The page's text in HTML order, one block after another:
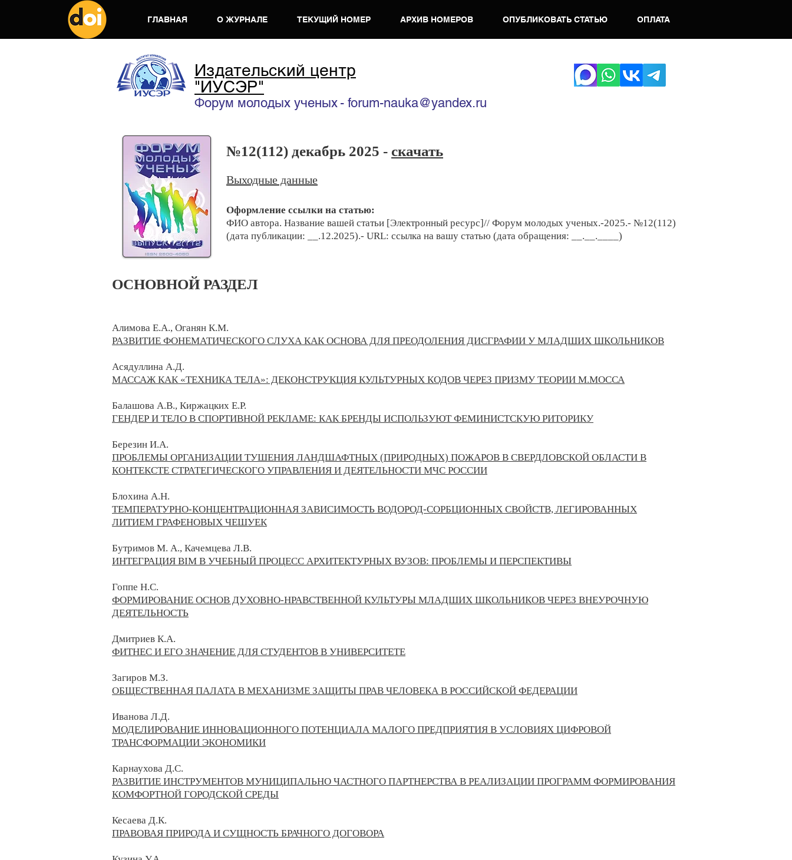
ГЛАВНАЯ О ЖУРНАЛЕ ТЕКУЩИЙ НОМЕР АРХИВ НОМЕРОВ ОПУБЛИКОВАТЬ СТАТЬЮ ОПЛАТА
Издательский центр
"ИУСЭР"
Форум молодых ученых - forum-nauka@yandex.ru
№12(112) декабрь 2025 - скачать
Выходные данные
Оформление ссылки на статью:
ФИО автора. Название вашей статьи [Электронный ресурс]// Форум молодых ученых.-2025.- №12(112)
(дата публикации: __.12.2025).- URL: ссылка на вашу статью (дата обращения: __.__.____)
ОСНОВНОЙ РАЗДЕЛ
​Алимова Е.А., Оганян К.М.
РАЗВИТИЕ ФОНЕМАТИЧЕСКОГО СЛУХА КАК ОСНОВА ДЛЯ ПРЕОДОЛЕНИЯ ДИСГРАФИИ У МЛАДШИХ ШКОЛЬНИКОВ
Асядуллина А.Д.
МАССАЖ КАК «ТЕХНИКА ТЕЛА»: ДЕКОНСТРУКЦИЯ КУЛЬТУРНЫХ КОДОВ ЧЕРЕЗ ПРИЗМУ ТЕОРИИ М.МОССА
Балашова А.В., Киржацких Е.Р.
ГЕНДЕР И ТЕЛО В СПОРТИВНОЙ РЕКЛАМЕ: КАК БРЕНДЫ ИСПОЛЬЗУЮТ ФЕМИНИСТСКУЮ РИТОРИКУ
Березин И.А.
ПРОБЛЕМЫ ОРГАНИЗАЦИИ ТУШЕНИЯ ЛАНДШАФТНЫХ (ПРИРОДНЫХ) ПОЖАРОВ В СВЕРДЛОВСКОЙ ОБЛАСТИ В
КОНТЕКСТЕ СТРАТЕГИЧЕСКОГО УПРАВЛЕНИЯ И ДЕЯТЕЛЬНОСТИ МЧС РОССИИ
Блохина А.Н.
ТЕМПЕРАТУРНО-КОНЦЕНТРАЦИОННАЯ ЗАВИСИМОСТЬ ВОДОРОД-СОРБЦИОННЫХ СВОЙСТВ, ЛЕГИРОВАННЫХ
ЛИТИЕМ ГРАФЕНОВЫХ ЧЕШУЕК
Бутримов М. А., Качемцева Л.В.
ИНТЕГРАЦИЯ BIM В УЧЕБНЫЙ ПРОЦЕСС АРХИТЕКТУРНЫХ ВУЗОВ: ПРОБЛЕМЫ И ПЕРСПЕКТИВЫ
Гоппе Н.С.
ФОРМИРОВАНИЕ ОСНОВ ДУХОВНО-НРАВСТВЕННОЙ КУЛЬТУРЫ МЛАДШИХ ШКОЛЬНИКОВ ЧЕРЕЗ ВНЕУРОЧНУЮ
ДЕЯТЕЛЬНОСТЬ
Дмитриев К.А.
ФИТНЕС И ЕГО ЗНАЧЕНИЕ ДЛЯ СТУДЕНТОВ В УНИВЕРСИТЕТЕ
Загиров М.З.
ОБЩЕСТВЕННАЯ ПАЛАТА В МЕХАНИЗМЕ ЗАЩИТЫ ПРАВ ЧЕЛОВЕКА В РОССИЙСКОЙ ФЕДЕРАЦИИ
Иванова Л.Д.
МОДЕЛИРОВАНИЕ ИННОВАЦИОННОГО ПОТЕНЦИАЛА МАЛОГО ПРЕДПРИЯТИЯ В УСЛОВИЯХ ЦИФРОВОЙ
ТРАНСФОРМАЦИИ ЭКОНОМИКИ
Карнаухова Д.С.
РАЗВИТИЕ ИНСТРУМЕНТОВ МУНИЦИПАЛЬНО ЧАСТНОГО ПАРТНЕРСТВА В РЕАЛИЗАЦИИ ПРОГРАММ ФОРМИРОВАНИЯ
КОМФОРТНОЙ ГОРОДСКОЙ СРЕДЫ
Кесаева Д.К.
ПРАВОВАЯ ПРИРОДА И СУЩНОСТЬ БРАЧНОГО ДОГОВОРА